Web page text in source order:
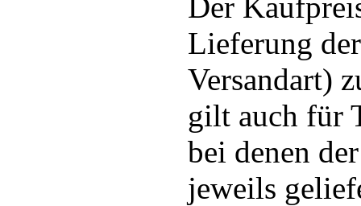
Lieferung
Versandart)
gilt auch für
bei denen
jeweils